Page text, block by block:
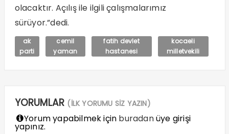
olacaktır. Açılış ile ilgili çalışmalarımız
sürüyor.”dedi.
ak
parti
cemil
yaman
fatih devlet
hastanesi
kocaeli
milletvekili
YORUMLAR (İLK YORUMU SİZ YAZIN)
Yorum yapabilmek için buradanüye girişi
yapınız.